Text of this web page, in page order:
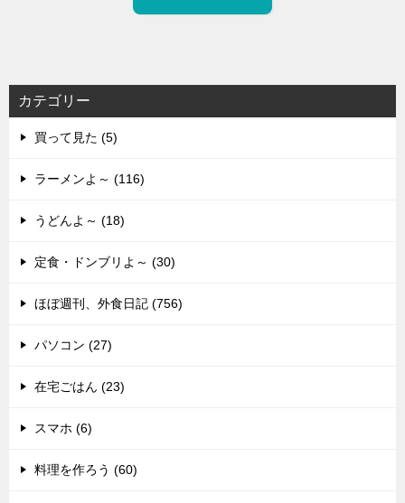
カテゴリー
買って見た (5)
ラーメンよ～ (116)
うどんよ～ (18)
定食・ドンブリよ～ (30)
ほぼ週刊、外食日記 (756)
パソコン (27)
在宅ごはん (23)
スマホ (6)
料理を作ろう (60)